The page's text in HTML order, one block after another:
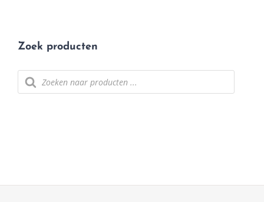
Zoek producten
Producten zoeken